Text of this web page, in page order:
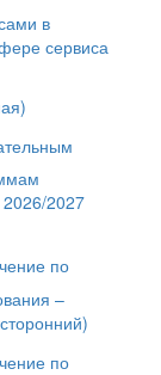
в
сервиса
2027
по
–
по